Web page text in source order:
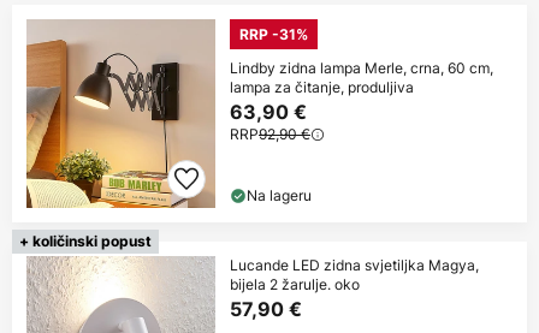
RRP -31%
Lindby zidna lampa Merle, crna, 60 cm,
lampa za čitanje, produljiva
63,90 €
RRP92,90 €
Na lageru
+ količinski popust
Lucande LED zidna svjetiljka Magya,
bijela 2 žarulje. oko
57,90 €